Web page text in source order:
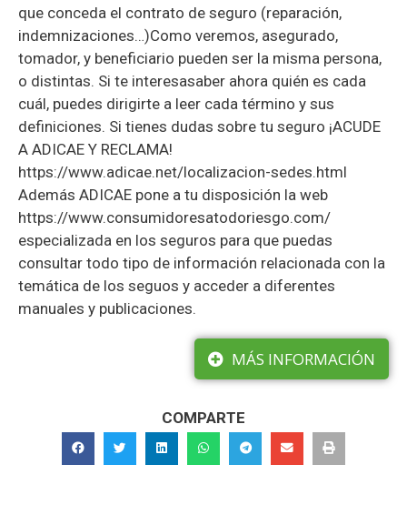
que conceda el contrato de seguro (reparación,
indemnizaciones…)Como veremos, asegurado,
tomador, y beneficiario pueden ser la misma persona,
o distintas. Si te interesasaber ahora quién es cada
cuál, puedes dirigirte a leer cada término y sus
definiciones. Si tienes dudas sobre tu seguro ¡ACUDE
A ADICAE Y RECLAMA!
https://www.adicae.net/localizacion-sedes.html
Además ADICAE pone a tu disposición la web
https://www.consumidoresatodoriesgo.com/
especializada en los seguros para que puedas
consultar todo tipo de información relacionada con la
temática de los seguos y acceder a diferentes
manuales y publicaciones.
MÁS INFORMACIÓN
COMPARTE